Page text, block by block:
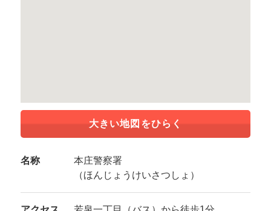
大きい地図をひらく
名称
本庄警察署
（ほんじょうけいさつしょ）